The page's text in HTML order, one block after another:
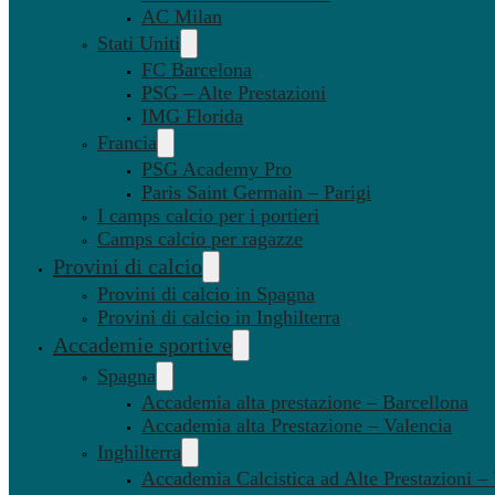
AC Milan
Stati Uniti
FC Barcelona
PSG – Alte Prestazioni
IMG Florida
Francia
PSG Academy Pro
Paris Saint Germain – Parigi
I camps calcio per i portieri
Camps calcio per ragazze
Provini di calcio
Provini di calcio in Spagna
Provini di calcio in Inghilterra
Accademie sportive
Spagna
Accademia alta prestazione – Barcellona
Accademia alta Prestazione – Valencia
Inghilterra
Accademia Calcistica ad Alte Prestazioni